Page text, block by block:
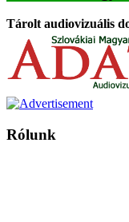
Tárolt audiovizuális
Rólunk